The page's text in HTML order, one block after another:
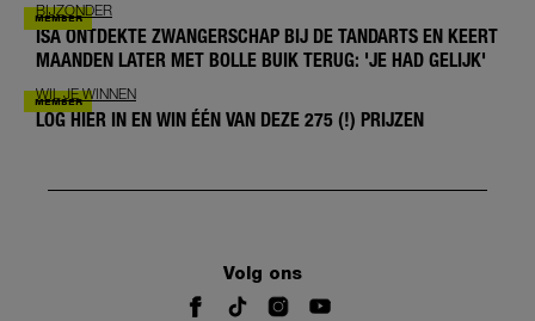
BIJZONDER
ISA ONTDEKTE ZWANGERSCHAP BIJ DE TANDARTS EN KEERT
MAANDEN LATER MET BOLLE BUIK TERUG: 'JE HAD GELIJK'
WIL JE WINNEN
LOG HIER IN EN WIN ÉÉN VAN DEZE 275 (!) PRIJZEN
Volg ons